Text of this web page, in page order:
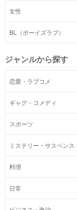
女性
BL（ボーイズラブ）
ジャンルから探す
恋愛・ラブコメ
ギャグ・コメディ
スポーツ
ミステリー・サスペンス
料理
日常